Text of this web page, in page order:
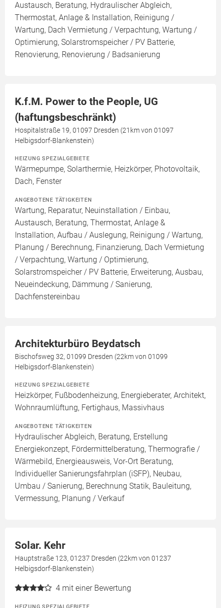
Austausch, Beratung, Hydraulischer Abgleich,
Thermostat, Anlage & Installation, Reinigung /
Wartung, Dach Vermietung / Verpachtung, Wartung /
Optimierung, Solarstromspeicher / PV Batterie,
Renovierung, Renovierung / Badsanierung
K.f.M. Power to the People, UG
(haftungsbeschränkt)
Hospitalstraße 19, 01097 Dresden (21km von 01097
Helbigsdorf-Blankenstein)
HEIZUNG SPEZIALGEBIETE
Wärmepumpe, Solarthermie, Heizkörper, Photovoltaik,
Dach, Fenster
ANGEBOTENE TÄTIGKEITEN
Wartung, Reparatur, Neuinstallation / Einbau,
Austausch, Beratung, Thermostat, Anlage &
Installation, Aufbau / Auslegung, Reinigung / Wartung,
Planung / Berechnung, Finanzierung, Dach Vermietung
/ Verpachtung, Wartung / Optimierung,
Solarstromspeicher / PV Batterie, Erweiterung, Ausbau,
Neueindeckung, Dämmung / Sanierung,
Dachfenstereinbau
Architekturbüro Beydatsch
Bischofsweg 32, 01099 Dresden (22km von 01099
Helbigsdorf-Blankenstein)
HEIZUNG SPEZIALGEBIETE
Heizkörper, Fußbodenheizung, Energieberater, Architekt,
Wohnraumlüftung, Fertighaus, Massivhaus
ANGEBOTENE TÄTIGKEITEN
Hydraulischer Abgleich, Beratung, Erstellung
Energiekonzept, Fördermittelberatung, Thermografie /
Wärmebild, Energieausweis, Vor-Ort Beratung,
Individueller Sanierungsfahrplan (iSFP), Neubau,
Umbau / Sanierung, Berechnung Statik, Bauleitung,
Vermessung, Planung / Verkauf
Solar. Kehr
Hauptstraße 123, 01237 Dresden (22km von 01237
Helbigsdorf-Blankenstein)
4 mit einer Bewertung
HEIZUNG SPEZIALGEBIETE